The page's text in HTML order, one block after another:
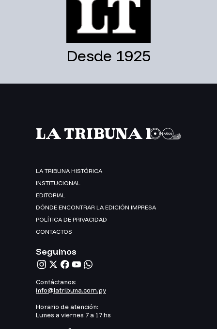
Desde 1925
LA TRIBUNA HISTÓRICA
INSTITUCIONAL
EDITORIAL
DÓNDE ENCONTRAR LA EDICIÓN IMPRESA
POLÍTICA DE PRIVACIDAD
CONTACTOS
Seguinos
Contáctanos:
info@latribuna.com.py
Horario de atención:
Lunes a viernes 7 a 17 hs